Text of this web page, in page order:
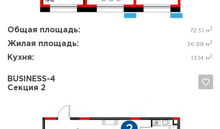
Общая площадь: 72.51 м 2
Жилая площадь: 36.88 м 2
Кухня: 13.14 м 2
BUSINESS-4
Секция 2